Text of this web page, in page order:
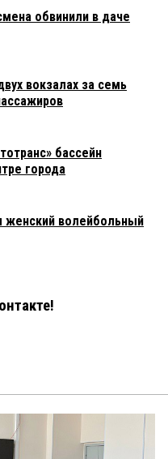
обвинили в даче
вокзалах за семь
бассейн
города
женский волейбольный